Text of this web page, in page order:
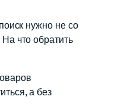
нужно не со
что обратить
а без